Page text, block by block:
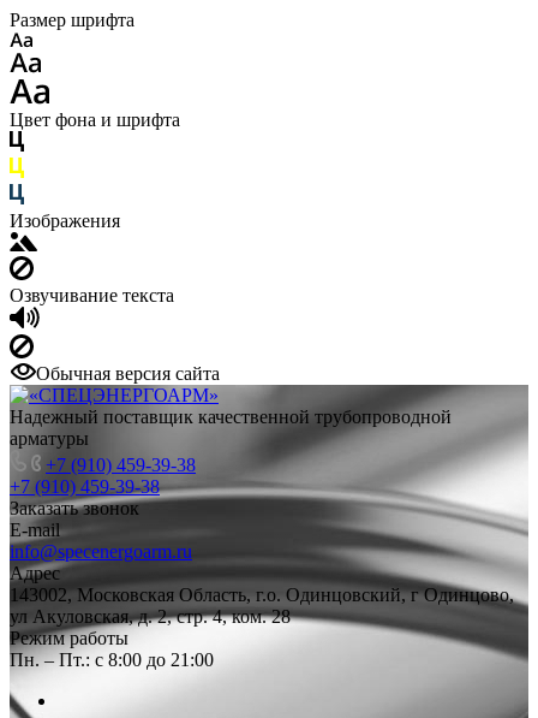
Размер шрифта
Цвет фона и шрифта
Изображения
Озвучивание текста
Обычная версия сайта
Надежный поставщик качественной трубопроводной
арматуры
+7 (910) 459-39-38
+7 (910) 459-39-38
Заказать звонок
E-mail
info@specenergoarm.ru
Адрес
143002, Московская Область, г.о. Одинцовский, г Одинцово,
ул Акуловская, д. 2, стр. 4, ком. 28
Режим работы
Пн. – Пт.: с 8:00 до 21:00